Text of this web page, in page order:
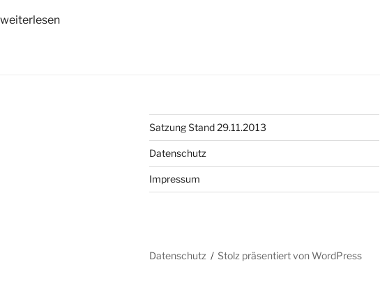
„NEU:
weiterlesen
Satzung Stand 29.11.2013
Datenschutz
Impressum
Datenschutz Stolz präsentiert von WordPress